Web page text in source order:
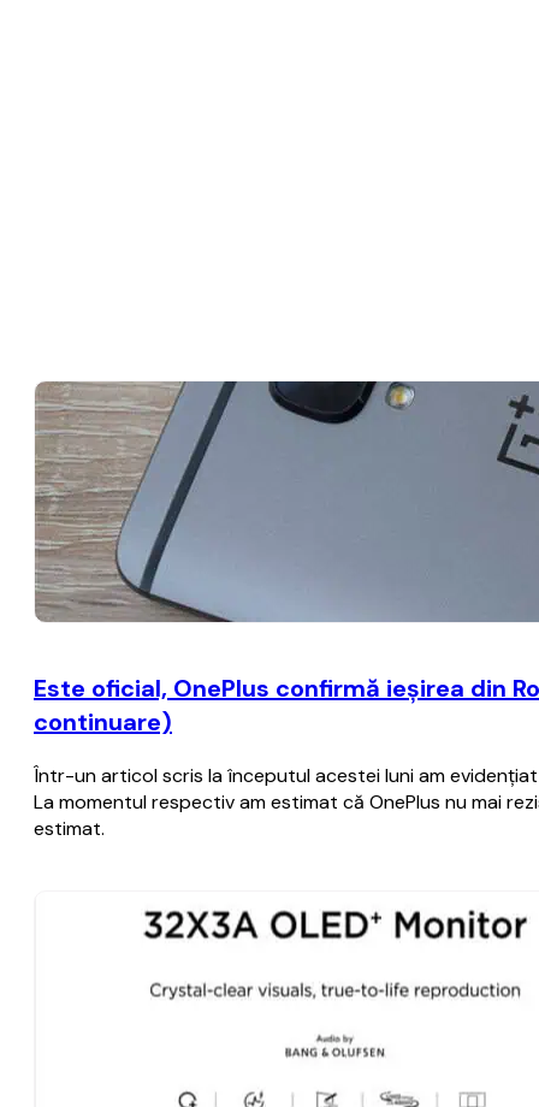
Este oficial, OnePlus confirmă ieşirea din
continuare)
Într-un articol scris la începutul acestei luni am
La momentul respectiv am estimat că OnePlus nu mai
estimat.